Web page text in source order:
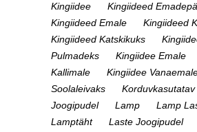
Kingiidee
Kingiideed
Kingiideed Emale
Kingiideed
Kingiideed Katskikuks
Pulmadeks
Kingiidee Emale
Kallimale
Kingiidee
Soolaleivaks
Korduvkasutatav
Joogipudel
Lamp
Lamp
Lamptäht
Laste Joogipudel